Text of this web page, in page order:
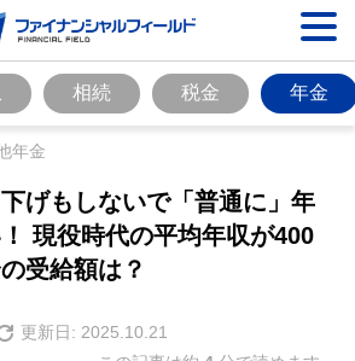
相続 税金 年金
年金
げもしないで「普通に」年
現役時代の平均年収が400
受給額は？
更新日: 2025.10.21